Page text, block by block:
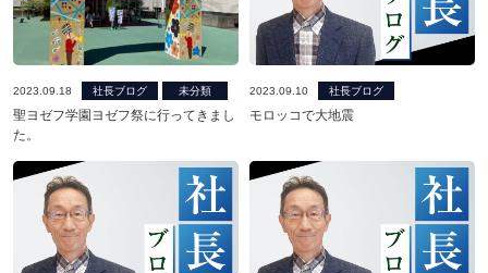
2023.09.18 社長ブログ 未分類
聖ヨゼフ学園ヨゼフ祭に行ってきまし
た。
2023.09.10 社長ブログ
モロッコで大地震